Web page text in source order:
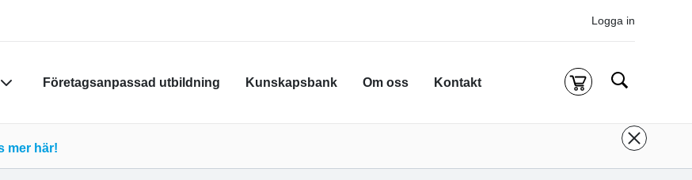
Logga in
Företagsanpassad utbildning Kunskapsbank Om oss Kontakt Kassa
Du måste vara inloggad för att köpa kurser.Logga ineller
Sök
mer här!